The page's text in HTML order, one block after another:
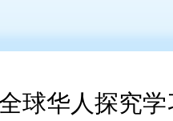
球华人探究